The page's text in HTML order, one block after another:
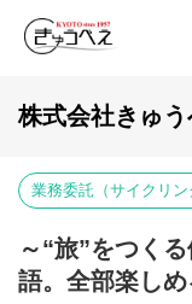
株式会社きゅ
業務委託（サイクリン
～“旅”をつく
語。全部楽し